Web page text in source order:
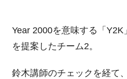
Year 2000を意味する「
を提案したチーム2。
鈴木講師のチェックを経て